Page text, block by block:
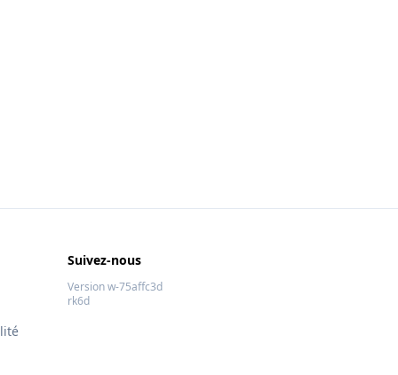
Suivez-nous
Version w-75affc3d
rk6d